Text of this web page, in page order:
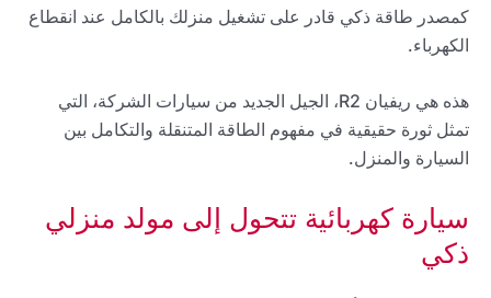
كمصدر طاقة ذكي قادر على تشغيل منزلك بالكامل عند انقطاع
الكهرباء.
هذه هي ريفيان R2، الجيل الجديد من سيارات الشركة، التي
تمثل ثورة حقيقية في مفهوم الطاقة المتنقلة والتكامل بين
السيارة والمنزل.
سيارة كهربائية تتحول إلى مولد منزلي
ذكي